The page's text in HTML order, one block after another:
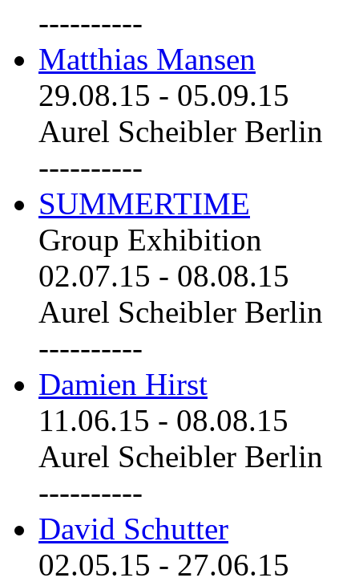
----------
Matthias Mansen
29.08.15 - 05.09.15
Aurel Scheibler Berlin
----------
SUMMERTIME
Group Exhibition
02.07.15 - 08.08.15
Aurel Scheibler Berlin
----------
Damien Hirst
11.06.15 - 08.08.15
Aurel Scheibler Berlin
----------
David Schutter
02.05.15 - 27.06.15